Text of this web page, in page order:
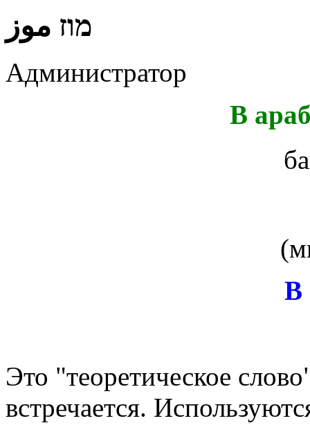
מוז موز
Администратор
В
В
Это "теоретическое
встречается.